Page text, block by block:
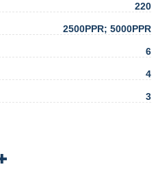
220
2500PPR; 5000PPR
6
4
3